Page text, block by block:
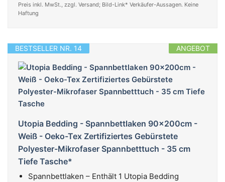
Preis inkl. MwSt., zzgl. Versand; Bild-Link* Verkäufer-Aussagen. Keine
Haftung
ANGEBOT
BESTSELLER NR. 14
Utopia Bedding - Spannbettlaken 90x200cm -
Weiß - Oeko-Tex Zertifiziertes Gebürstete
Polyester-Mikrofaser Spannbetttuch - 35 cm
Tiefe Tasche*
Spannbettlaken – Enthält 1 Utopia Bedding